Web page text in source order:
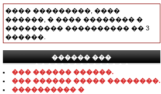
���� ���������, ����
������, � ���� �������� �
��������� ���������� �� 3
������.
������ ���
���������������
��� ������ ������.
��� ������ ����� ��������.
���������� �